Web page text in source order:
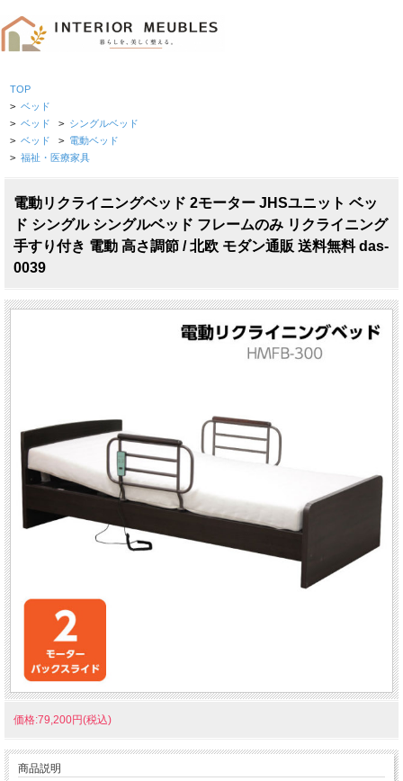
TOP
> ベッド
> ベッド > シングルベッド
> ベッド > 電動ベッド
> 福祉・医療家具
電動リクライニングベッド 2モーター JHSユニット ベッ
ド シングル シングルベッド フレームのみ リクライニング
手すり付き 電動 高さ調節 / 北欧 モダン通販 送料無料 das-
0039
価格:79,200円(税込)
商品説明